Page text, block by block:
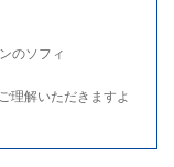
のソフィ
理解いただきますよ